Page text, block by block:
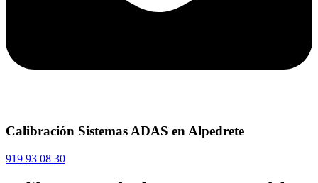
Calibración Sistemas ADAS en Alpedrete
919 93 08 30